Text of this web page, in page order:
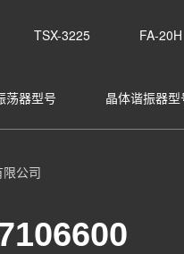
TSX-3225 FA-20H
荡器型号 晶体谐振器型
公司